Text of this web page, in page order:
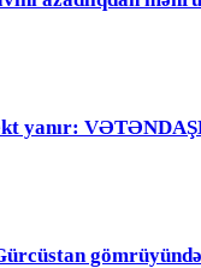
yanır: